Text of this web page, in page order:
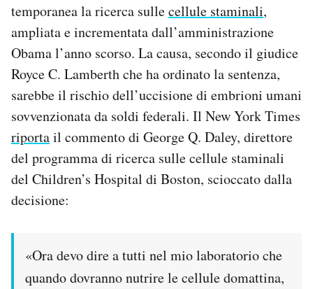
SHOP
CALENDARIO
AREA PERSONALE
Area Personale
Newsletter
Notifiche mobile
Regala il Post
temporanea la ricerca sullecellule staminali,
ampliata e incrementata dall’amministrazione
Obama l’anno scorso. La causa, secondo il giudice
Royce C. Lamberth che ha ordinato la sentenza,
sarebbe il rischio dell’uccisione di embrioni umani
sovvenzionata da soldi federali. Il New York Times
riportail commento di George Q. Daley, direttore
del programma di ricerca sulle cellule staminali
del Children’s Hospital di Boston, scioccato dalla
decisione:
«Ora devo dire a tutti nel mio laboratorio che
quando dovranno nutrire le cellule domattina,